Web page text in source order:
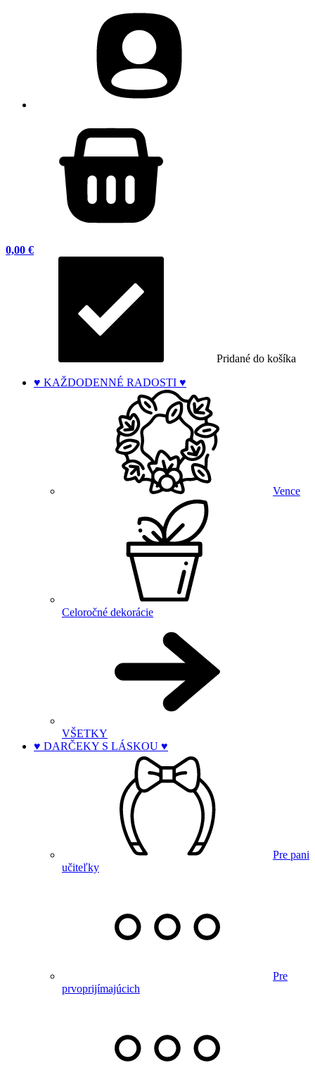
0,00 €
Pridané do košíka
♥ KAŽDODENNÉ RADOSTI ♥
Vence
Celoročné dekorácie
VŠETKY
♥ DARČEKY S LÁSKOU ♥
Pre pani
učiteľky
Pre
prvoprijímajúcich